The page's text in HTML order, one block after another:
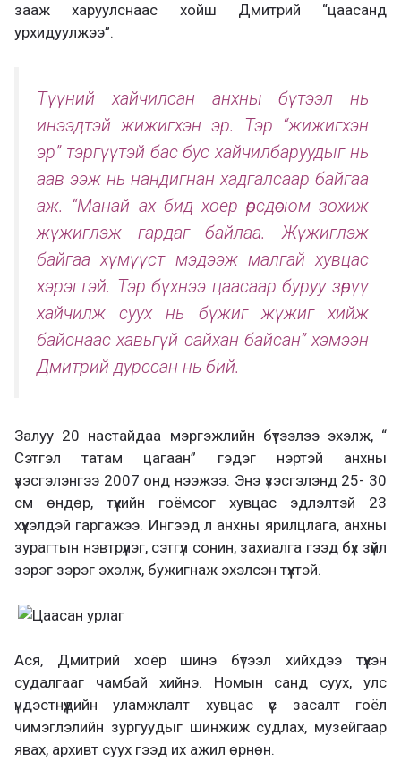
зааж харуулснаас хойш Дмитрий “цаасанд
урхидуулжээ”.
Түүний хайчилсан анхны бүтээл нь
инээдтэй жижигхэн эр. Тэр “жижигхэн
эр” тэргүүтэй бас бус хайчилбаруудыг нь
аав ээж нь нандигнан хадгалсаар байгаа
аж. “Манай ах бид хоёр өөрсдөө юм зохиж
жүжиглэж гардаг байлаа. Жүжиглэж
байгаа хүмүүст мэдээж малгай хувцас
хэрэгтэй. Тэр бүхнээ цаасаар буруу зөрүү
хайчилж суух нь бүжиг жүжиг хийж
байснаас хавьгүй сайхан байсан” хэмээн
Дмитрий дурссан нь бий.
Залуу 20 настайдаа мэргэжлийн бүтээлээ эхэлж, “
Сэтгэл татам цагаан” гэдэг нэртэй анхны
үзэсгэлэнгээ 2007 онд нээжээ. Энэ үзэсгэлэнд 25- 30
см өндөр, түүхийн гоёмсог хувцас эдлэлтэй 23
хүүхэлдэй гаргажээ. Ингээд л анхны ярилцлага, анхны
зурагтын нэвтрүүлэг, сэтгүүл сонин, захиалга гээд бүх зүйл
зэрэг зэрэг эхэлж, бужигнаж эхэлсэн түүхтэй.
Ася, Дмитрий хоёр шинэ бүтээл хийхдээ түүхэн
судалгааг чамбай хийнэ. Номын санд суух, улс
үндэстнүүдийн уламжлалт хувцас үс засалт гоёл
чимэглэлийн зургуудыг шинжиж судлах, музейгаар
явах, архивт суух гээд их ажил өрнөн.